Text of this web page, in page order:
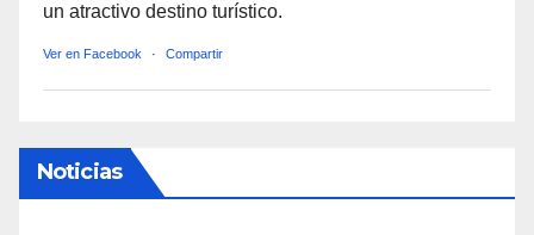
un atractivo destino turístico.
Ver en Facebook · Compartir
Noticias